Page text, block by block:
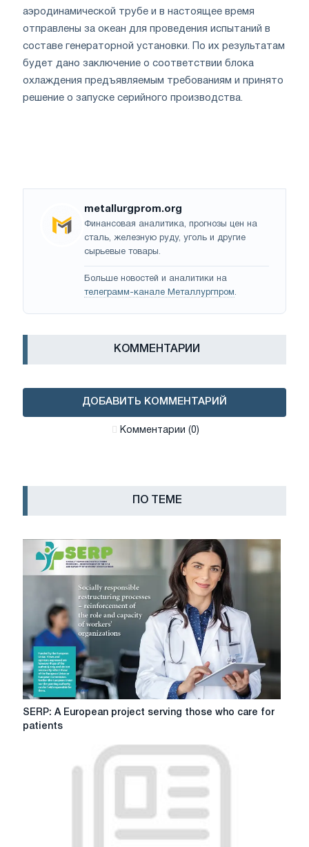
аэродинамической трубе и в настоящее время
отправлены за океан для проведения испытаний в
составе генераторной установки. По их результатам
будет дано заключение о соответствии блока
охлаждения предъявляемым требованиям и принято
решение о запуске серийного производства.
metallurgprom.org
Финансовая аналитика, прогнозы цен на
сталь, железную руду, уголь и другие
сырьевые товары.
Больше новостей и аналитики на
телеграмм-канале Металлургпром.
КОММЕНТАРИИ
ДОБАВИТЬ КОММЕНТАРИЙ
Комментарии (0)
ПО ТЕМЕ
SERP:
SERP: A European project serving those who care for
patients